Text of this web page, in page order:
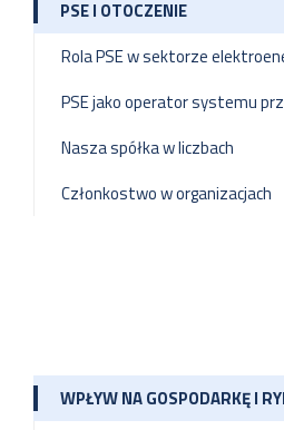
PSE I OTOCZENIE
Rola PSE w sektorze
PSE jako operator systemu
Nasza spółka w liczbach
Członkostwo w organizacjach
WPŁYW NA GOSPODARKĘ I